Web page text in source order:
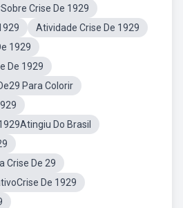
Crise De 1929
Atividade Crise De 1929
1929
De 1929
Para Colorir
Do Brasil
Crise De 29
De 1929